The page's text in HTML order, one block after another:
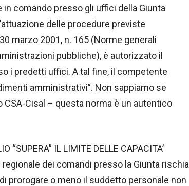
comando presso gli uffici della Giunta
delle procedure previste
marzo 2001, n. 165 (Norme generali
pubbliche), è autorizzato il
i predetti uffici. A tal fine, il competente
amministrativi”. Non sappiamo se
Cisal – questa norma è un autentico
“SUPERA” IL LIMITE DELLE CAPACITA’
dei comandi presso la Giunta rischia
prorogare o meno il suddetto personale non